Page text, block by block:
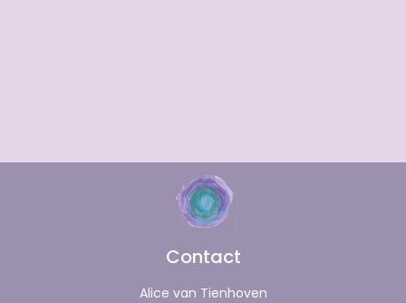
Contact
Alice van Tienhoven